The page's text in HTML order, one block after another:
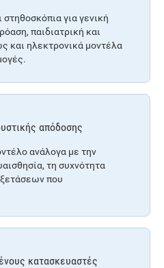
για γενική
παιδιατρική και
και ηλεκτρονικά μοντέλα
απόδοσης
ανάλογα με την
τη συχνότητα
που
κατασκευαστές